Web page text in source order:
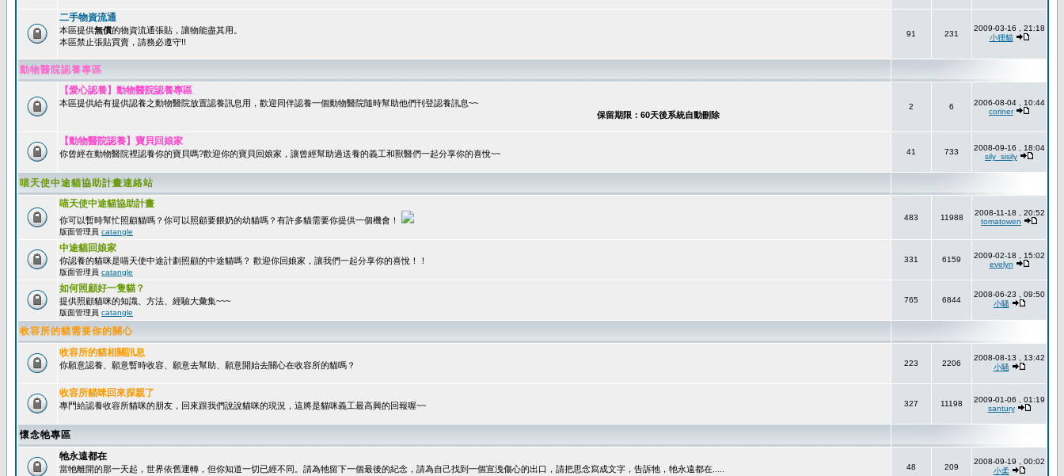
二手物資流通
本區提供無償的物資流通張貼，讓物能盡其用。
本區禁止張貼買賣，請務必遵守!!
91 231
2009-03-16 , 21:18
小狸貓
動物醫院認養專區
【愛心認養】動物醫院認養專區
本區提供給有提供認養之動物醫院放置認養訊息用，歡迎同伴認養一個動物醫院隨時幫助他們刊登認養訊息~~
保留期限：60天後系統自動刪除
2 6
2006-08-04 , 10:44
coriner
【動物醫院認養】寶貝回娘家
你曾經在動物醫院裡認養你的寶貝嗎?歡迎你的寶貝回娘家，讓曾經幫助過送養的義工和獸醫們一起分享你的喜悅~~ 41 733
2008-09-16 , 18:04
sily_sisily
喵天使中途貓協助計畫連絡站
喵天使中途貓協助計畫
你可以暫時幫忙照顧貓嗎？你可以照顧要餵奶的幼貓嗎？有許多貓需要你提供一個機會！
版面管理員 catangle
483 11988
2008-11-18 , 20:52
tomatowen
中途貓回娘家
你認養的貓咪是喵天使中途計劃照顧的中途貓嗎？ 歡迎你回娘家，讓我們一起分享你的喜悅！！
版面管理員 catangle
331 6159
2009-02-18 , 15:02
evelyn
如何照顧好一隻貓？
提供照顧貓咪的知識、方法、經驗大彙集~~~
版面管理員 catangle
765 6844
2008-06-23 , 09:50
小騷
收容所的貓需要你的關心
收容所的貓相關訊息
你願意認養、願意暫時收容、願意去幫助、願意開始去關心在收容所的貓嗎？ 223 2206
2008-08-13 , 13:42
小騷
收容所貓咪回來探親了
專門給認養收容所貓咪的朋友，回來跟我們說說貓咪的現況，這將是貓咪義工最高興的回報喔~~ 327 11198
2009-01-06 , 01:19
santury
懷念牠專區
牠永遠都在
當牠離開的那一天起，世界依舊運轉，但你知道一切已經不同。請為牠留下一個最後的紀念，請為自己找到一個宣洩傷心的出口，請把思念寫成文字，告訴牠，牠永遠都在..... 48 209
2008-09-19 , 00:02
小柔